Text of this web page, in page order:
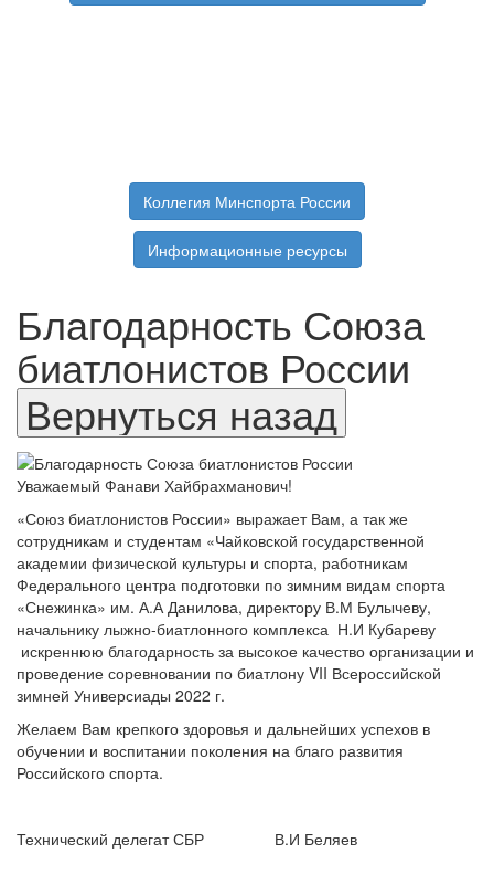
Коллегия Минспорта России
Информационные ресурсы
Благодарность Союза
биатлонистов России
Уважаемый Фанави Хайбрахманович!
«Союз биатлонистов России» выражает Вам, а так же
сотрудникам и студентам «Чайковской государственной
академии физической культуры и спорта, работникам
Федерального центра подготовки по зимним видам спорта
«Снежинка» им. А.А Данилова, директору В.М Булычеву,
начальнику лыжно-биатлонного комплекса Н.И Кубареву
искреннюю благодарность за высокое качество организации и
проведение соревновании по биатлону VII Всероссийской
зимней Универсиады 2022 г.
Желаем Вам крепкого здоровья и дальнейших успехов в
обучении и воспитании поколения на благо развития
Российского спорта.
Технический делегат СБР В.И Беляев